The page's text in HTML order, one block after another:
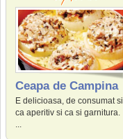
Ceapa de Campina
E delicioasa, de consumat si
ca aperitiv si ca si garnitura.
...